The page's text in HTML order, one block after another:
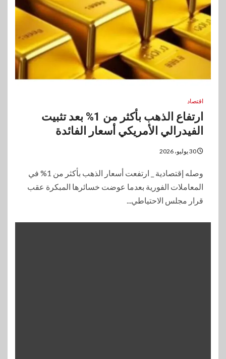
اقتصاد
ارتفاع الذهب بأكثر من 1% بعد تثبيت
الفيدرالي الأمريكي أسعار الفائدة
وصله إقتصادية _ ارتفعت أسعار الذهب بأكثر من 1% في
المعاملات الفورية بعدما عوضت خسائرها المبكرة عقب
قرار مجلس الاحتياطي...